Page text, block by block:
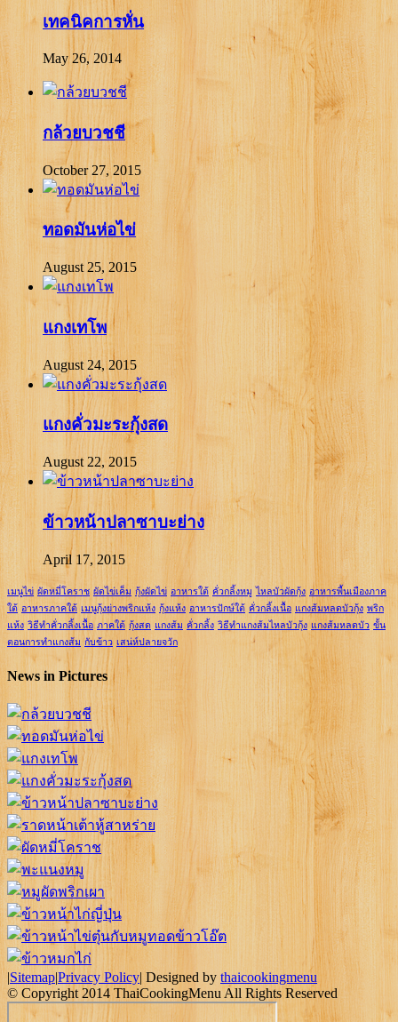
เทคนิคการหั่น
May 26, 2014
กล้วยบวชชี
October 27, 2015
ทอดมันห่อไข่
August 25, 2015
แกงเทโพ
August 24, 2015
แกงคั่วมะระกุ้งสด
August 22, 2015
ข้าวหน้าปลาซาบะย่าง
April 17, 2015
เมนูไข่ ผัดหมี่โคราช ผัดไข่เค็ม กุ้งผัดไข่ อาหารใต้ คั่วกลิ้งหมู ไหลบัวผัดกุ้ง อาหารพื้นเมืองภาค
ใต้ อาหารภาคใต้ เมนูกุ้งย่างพริกแห้ง กุ้งแห้ง อาหารปักษ์ใต้ คั่วกลิ้งเนื้อ แกงส้มหลดบัวกุ้ง พริก
แห้ง วิธีทำคั่วกลิ้งเนื้อ ภาคใต้ กุ้งสด แกงส้ม คั่วกลิ้ง วิธีทำแกงส้มไหลบัวกุ้ง แกงส้มหลดบัว ขั้น
ตอนการทำแกงส้ม กับข้าว เสน่ห์ปลายจวัก
News in Pictures
|Sitemap|Privacy Policy| Designed by thaicookingmenu
© Copyright 2014 ThaiCookingMenu All Rights Reserved